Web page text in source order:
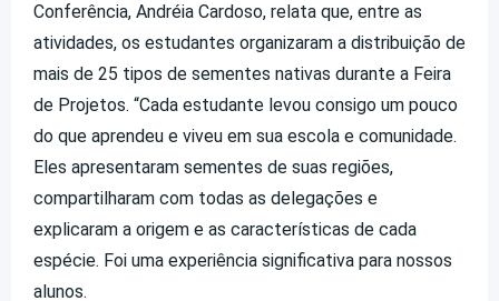
Conferência, Andréia Cardoso, relata que, entre as
atividades, os estudantes organizaram a distribuição de
mais de 25 tipos de sementes nativas durante a Feira
de Projetos. “Cada estudante levou consigo um pouco
do que aprendeu e viveu em sua escola e comunidade.
Eles apresentaram sementes de suas regiões,
compartilharam com todas as delegações e
explicaram a origem e as características de cada
espécie. Foi uma experiência significativa para nossos
alunos.